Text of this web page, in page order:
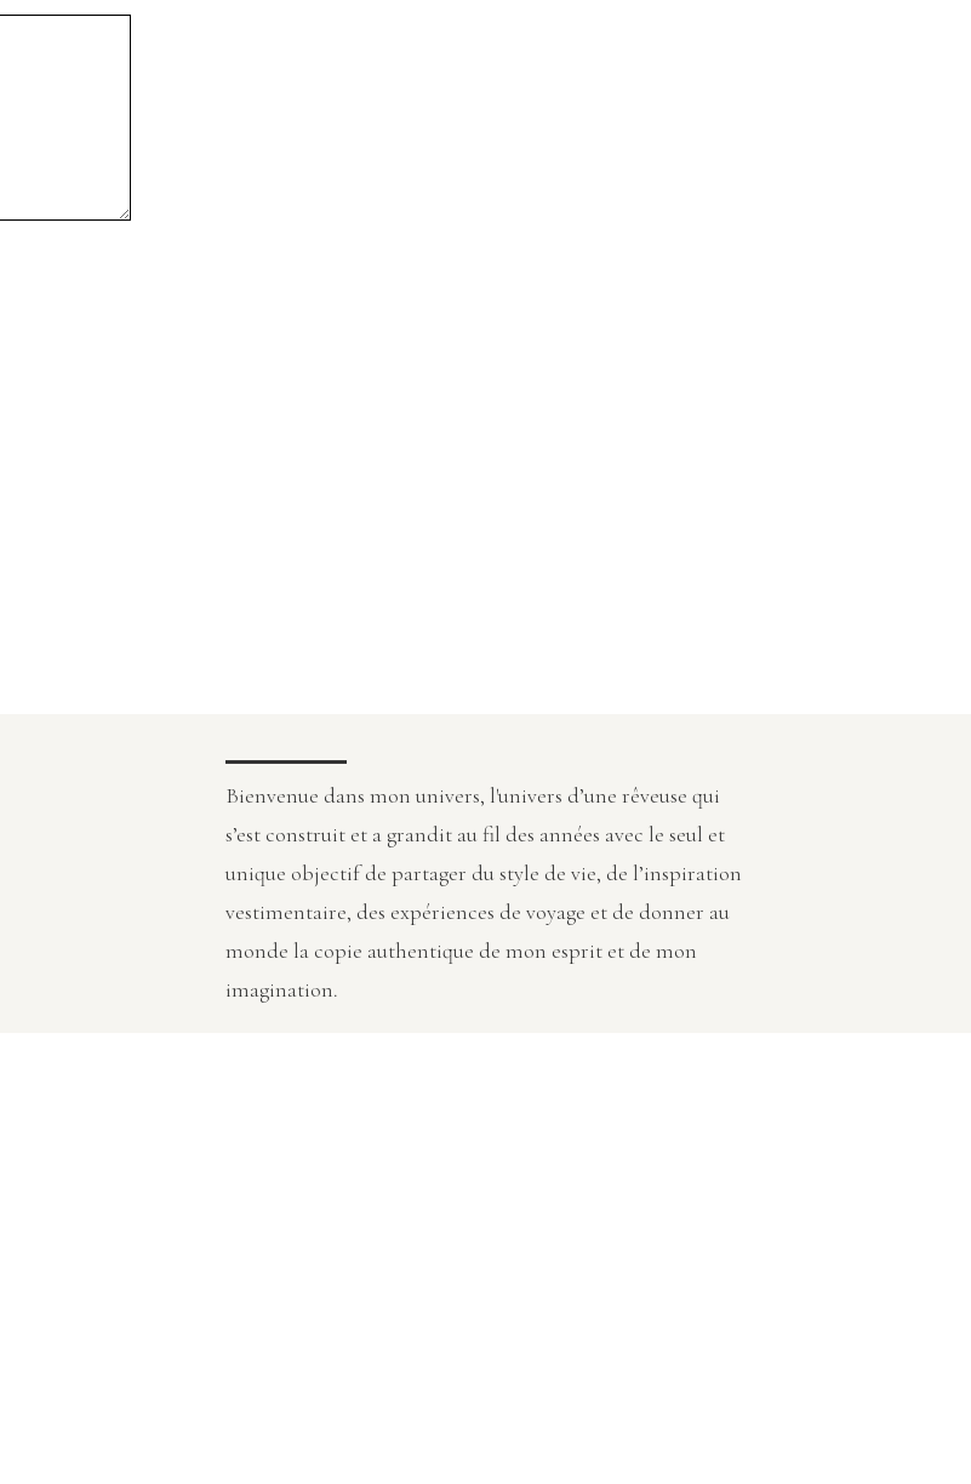
Bienvenue dans mon univers, l'univers d’une rêveuse qui
s’est construit et a grandit au fil des années avec le seul et
unique objectif de partager du style de vie, de l’inspiration
vestimentaire, des expériences de voyage et de donner au
monde la copie authentique de mon esprit et de mon
imagination.